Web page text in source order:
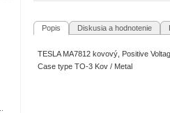
Popis Diskusia a hodnotenie
TESLA MA7812 kovový, Positive
Case type TO-3 Kov / Metal